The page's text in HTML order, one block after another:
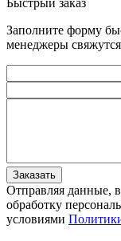
Быстрый заказ
Заполните форму
менеджеры
Заказать
Отправляя данные,
обработку
условиями